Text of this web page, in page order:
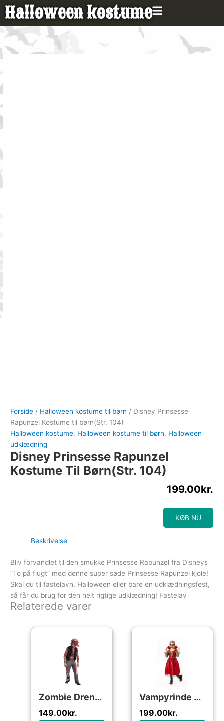
Gå
indholdet
Halloween kostume
Forside / Halloween kostume til børn / Disney Prinsesse
Rapunzel Kostume til børn(Str. 104)
Halloween kostume, Halloween kostume til børn, Halloween
udklædning
Disney Prinsesse Rapunzel
Kostume Til Børn(Str. 104)
199.00kr.
KØB NU
Beskrivelse
Bliv forvandlet til den smukke Prinsesse Rapunzel fra Disneys
”To på flugt” med denne super søde Prinsesse Rapunzel kjole!
Skal du til fastelavn, Halloween eller bare en udklædningsfest,
så får du brug for den helt rigtige udklædning! Fastelav
Relaterede varer
Zombie Dreng Halloweenstøj til børn
149.00kr.
Vampyrinde Deluxe børne kostume til halloween
199.00kr.